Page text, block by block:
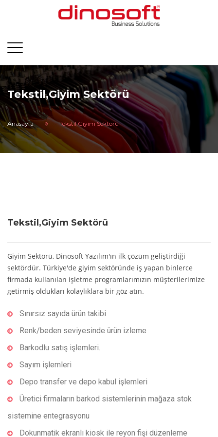
Tekstil,Giyim Sektörü
Anasayfa Tekstil,Giyim Sektörü
Tekstil,Giyim Sektörü
Giyim Sektörü, Dinosoft Yazılım'ın ilk çözüm geliştirdiği
sektördür. Türkiye'de giyim sektöründe iş yapan binlerce
firmada kullanılan işletme programlarımızın müşterilerimize
getirmiş oldukları kolaylıklara bir göz atın.
Sınırsız sayıda ürün takibi
Renk/beden seviyesinde ürün izleme
Barkodlu satış işlemleri.
Sayım işlemleri
Depo transfer ve depo kabul işlemleri
Üretici firmaların barkod sistemlerinin mağaza stok
sistemine entegrasyonu
Dokunmatik ekranlı kiosk ile reyon fişi düzenleme